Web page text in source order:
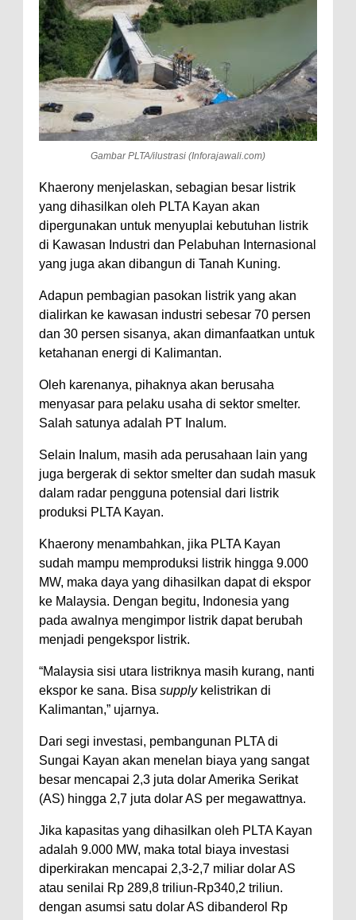
Gambar PLTA/ilustrasi (Inforajawali.com)
Khaerony menjelaskan, sebagian besar listrik
yang dihasilkan oleh PLTA Kayan akan
dipergunakan untuk menyuplai kebutuhan listrik
di Kawasan Industri dan Pelabuhan Internasional
yang juga akan dibangun di Tanah Kuning.
Adapun pembagian pasokan listrik yang akan
dialirkan ke kawasan industri sebesar 70 persen
dan 30 persen sisanya, akan dimanfaatkan untuk
ketahanan energi di Kalimantan.
Oleh karenanya, pihaknya akan berusaha
menyasar para pelaku usaha di sektor smelter.
Salah satunya adalah PT Inalum.
Selain Inalum, masih ada perusahaan lain yang
juga bergerak di sektor smelter dan sudah masuk
dalam radar pengguna potensial dari listrik
produksi PLTA Kayan.
Khaerony menambahkan, jika PLTA Kayan
sudah mampu memproduksi listrik hingga 9.000
MW, maka daya yang dihasilkan dapat di ekspor
ke Malaysia. Dengan begitu, Indonesia yang
pada awalnya mengimpor listrik dapat berubah
menjadi pengekspor listrik.
“Malaysia sisi utara listriknya masih kurang, nanti
ekspor ke sana. Bisa supplykelistrikan di
Kalimantan,” ujarnya.
Dari segi investasi, pembangunan PLTA di
Sungai Kayan akan menelan biaya yang sangat
besar mencapai 2,3 juta dolar Amerika Serikat
(AS) hingga 2,7 juta dolar AS per megawattnya.
Jika kapasitas yang dihasilkan oleh PLTA Kayan
adalah 9.000 MW, maka total biaya investasi
diperkirakan mencapai 2,3-2,7 miliar dolar AS
atau senilai Rp 289,8 triliun-Rp340,2 triliun.
dengan asumsi satu dolar AS dibanderol Rp